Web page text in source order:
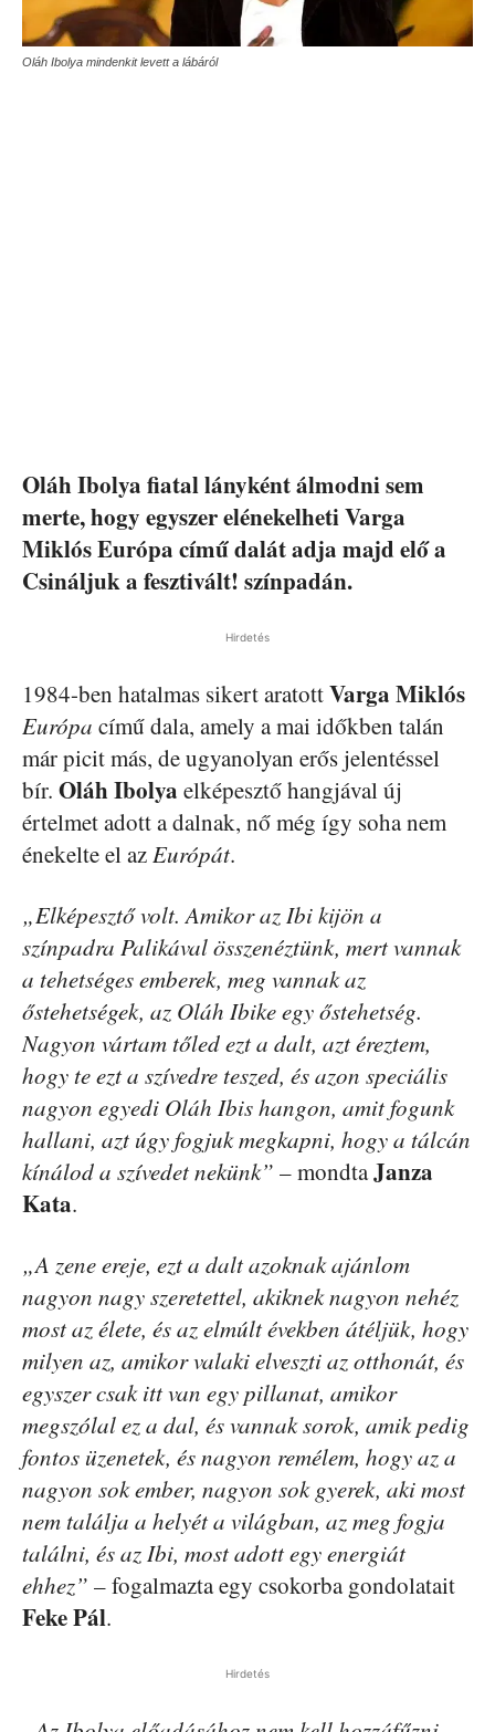
Oláh Ibolya mindenkit levett a lábáról
Oláh Ibolya fiatal lányként álmodni sem
merte, hogy egyszer elénekelheti Varga
Miklós Európa című dalát adja majd elő a
Csináljuk a fesztivált! színpadán.
Hirdetés
1984-ben hatalmas sikert aratottVarga Miklós
Európa című dala, amely a mai időkben talán
már picit más, de ugyanolyan erős jelentéssel
bír. Oláh Ibolya elképesztő hangjával új
értelmet adott a dalnak, nő még így soha nem
énekelte el azEurópát.
„Elképesztő volt. Amikor az Ibi kijön a
színpadra Palikával összenéztünk, mert vannak
a tehetséges emberek, meg vannak az
őstehetségek, az Oláh Ibike egy őstehetség.
Nagyon vártam tőled ezt a dalt, azt éreztem,
hogy te ezt a szívedre teszed, és azon speciális
nagyon egyedi Oláh Ibis hangon, amit fogunk
hallani, azt úgy fogjuk megkapni, hogy a tálcán
kínálod a szívedet nekünk” – mondtaJanza
Kata.
„A zene ereje, ezt a dalt azoknak ajánlom
nagyon nagy szeretettel, akiknek nagyon nehéz
most az élete, és az elmúlt években átéljük, hogy
milyen az, amikor valaki elveszti az otthonát, és
egyszer csak itt van egy pillanat, amikor
megszólal ez a dal, és vannak sorok, amik pedig
fontos üzenetek, és nagyon remélem, hogy az a
nagyon sok ember, nagyon sok gyerek, aki most
nem találja a helyét a világban, az meg fogja
találni, és az Ibi, most adott egy energiát
ehhez” – fogalmazta egy csokorba gondolatait
Feke Pál.
Hirdetés